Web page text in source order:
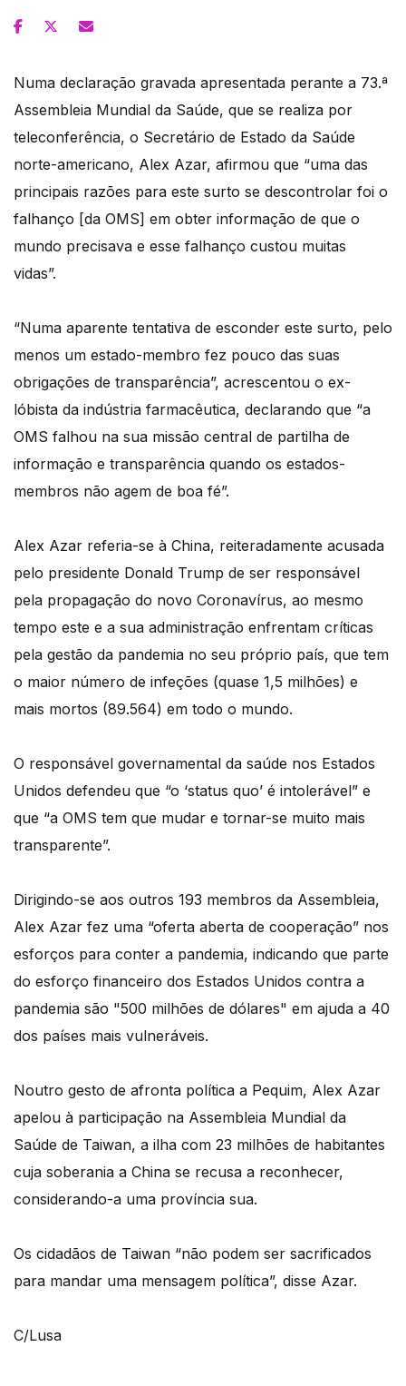
Numa declaração gravada apresentada perante a 73.ª
Assembleia Mundial da Saúde, que se realiza por
teleconferência, o Secretário de Estado da Saúde
norte-americano, Alex Azar, afirmou que “uma das
principais razões para este surto se descontrolar foi o
falhanço [da OMS] em obter informação de que o
mundo precisava e esse falhanço custou muitas
vidas”.
“Numa aparente tentativa de esconder este surto, pelo
menos um estado-membro fez pouco das suas
obrigações de transparência”, acrescentou o ex-
lóbista da indústria farmacêutica, declarando que “a
OMS falhou na sua missão central de partilha de
informação e transparência quando os estados-
membros não agem de boa fé”.
Alex Azar referia-se à China, reiteradamente acusada
pelo presidente Donald Trump de ser responsável
pela propagação do novo Coronavírus, ao mesmo
tempo este e a sua administração enfrentam críticas
pela gestão da pandemia no seu próprio país, que tem
o maior número de infeções (quase 1,5 milhões) e
mais mortos (89.564) em todo o mundo.
O responsável governamental da saúde nos Estados
Unidos defendeu que “o ‘status quo’ é intolerável” e
que “a OMS tem que mudar e tornar-se muito mais
transparente”.
Dirigindo-se aos outros 193 membros da Assembleia,
Alex Azar fez uma “oferta aberta de cooperação” nos
esforços para conter a pandemia, indicando que parte
do esforço financeiro dos Estados Unidos contra a
pandemia são "500 milhões de dólares" em ajuda a 40
dos países mais vulneráveis.
Noutro gesto de afronta política a Pequim, Alex Azar
apelou à participação na Assembleia Mundial da
Saúde de Taiwan, a ilha com 23 milhões de habitantes
cuja soberania a China se recusa a reconhecer,
considerando-a uma província sua.
Os cidadãos de Taiwan “não podem ser sacrificados
para mandar uma mensagem política”, disse Azar.
C/Lusa